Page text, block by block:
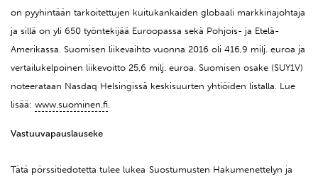
on pyyhintään tarkoitettujen kuitukankaiden globaali markkinajohtaja
ja sillä on yli 650 työntekijää Euroopassa sekä Pohjois- ja Etelä-
Amerikassa. Suomisen liikevaihto vuonna 2016 oli 416,9 milj. euroa ja
vertailukelpoinen liikevoitto 25,6 milj. euroa. Suomisen osake (SUY1V)
noteerataan Nasdaq Helsingissä keskisuurten yhtiöiden listalla. Lue
lisää: www.suominen.fi
Vastuuvapauslauseke
Tätä pörssitiedotetta tulee lukea Suostumusten Hakumenettelyn ja